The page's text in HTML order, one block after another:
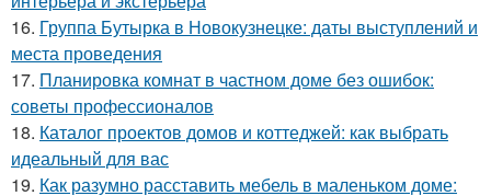
16. Группа Бутырка в Новокузнецке: даты выступлений и
места проведения
17. Планировка комнат в частном доме без ошибок:
советы профессионалов
18. Каталог проектов домов и коттеджей: как выбрать
идеальный для вас
19. Как разумно расставить мебель в маленьком доме: